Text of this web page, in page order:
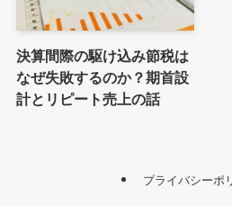
決算間際の駆け込み節税は
なぜ失敗するのか？期首設
計とリピート売上の話
プライバシーポ